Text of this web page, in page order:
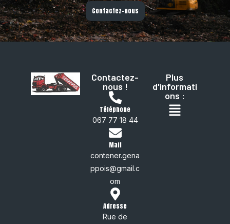
Contactez-nous
Contactez-
nous !
Téléphone
067 77 18 44
Mail
contener.gena
ppois@gmail.c
om
Adresse
Rue de
Plus
d'informati
ons :